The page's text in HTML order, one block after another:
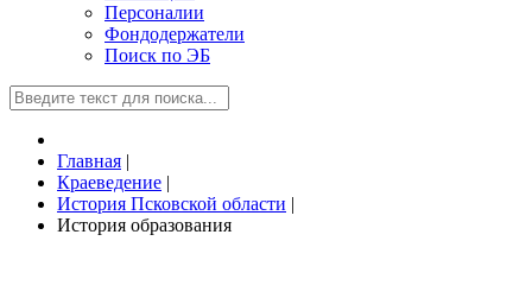
Персоналии
Фондодержатели
Поиск по ЭБ
Главная |
Краеведение |
История Псковской области |
История образования